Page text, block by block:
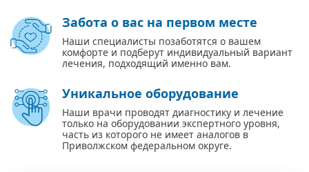
Забота о вас на первом месте
Наши специалисты позаботятся о вашем
комфорте и подберут индивидуальный вариант
лечения, подходящий именно вам.
Уникальное оборудование
Наши врачи проводят диагностику и лечение
только на оборудовании экспертного уровня,
часть из которого не имеет аналогов в
Приволжском федеральном округе.